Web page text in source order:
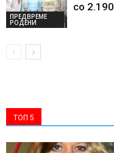
ПРЕДВРЕМЕ
РОДЕНИ
со 2.190
ТОП 5